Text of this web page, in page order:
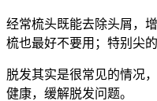
经常梳头既能去除头屑，
梳也最好不要用；特别尖
脱发其实是很常见的情况
健康，缓解脱发问题。